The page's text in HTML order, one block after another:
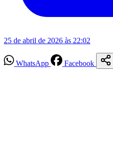
25 de abril de 2026 às 22:02
WhatsApp Facebook